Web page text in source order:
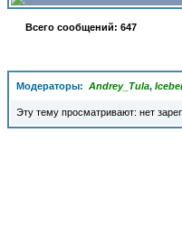
Всего сообщений: 647
Модераторы: Andrey_Tula,
Эту тему просматривают: нет